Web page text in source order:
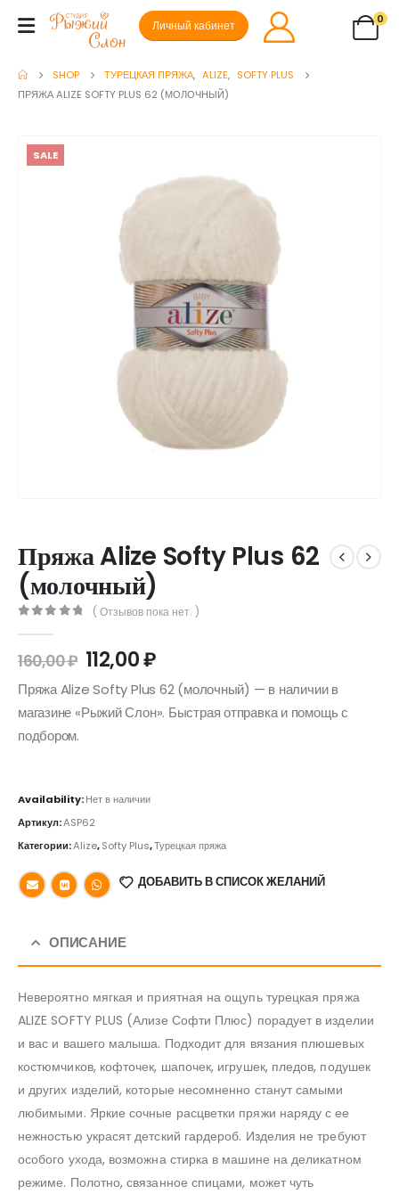
Личный кабинет
0
SHOP ТУРЕЦКАЯ ПРЯЖА, ALIZE, SOFTY PLUS
ПРЯЖА ALIZE SOFTY PLUS 62 (МОЛОЧНЫЙ)
SALE
Пряжа Alize Softy Plus 62
(молочный)
( Отзывов пока нет. )
160,00₽ 112,00₽
Пряжа Alize Softy Plus 62 (молочный) — в наличии в
магазине «Рыжий Слон». Быстрая отправка и помощь с
подбором.
Availability:Нет в наличии
Артикул:ASP62
Категории:Alize,Softy Plus,Турецкая пряжа
ДОБАВИТЬ В СПИСОК ЖЕЛАНИЙ
ОПИСАНИЕ
Невероятно мягкая и приятная на ощупь турецкая пряжа
ALIZE SOFTY PLUS (Ализе Софти Плюс) порадует в изделии
и вас и вашего малыша. Подходит для вязания плюшевых
костюмчиков, кофточек, шапочек, игрушек, пледов, подушек
и других изделий, которые несомненно станут самыми
любимыми. Яркие сочные расцветки пряжи наряду с ее
нежностью украсят детский гардероб. Изделия не требуют
особого ухода, возможна стирка в машине на деликатном
режиме. Полотно, связанное спицами, может чуть